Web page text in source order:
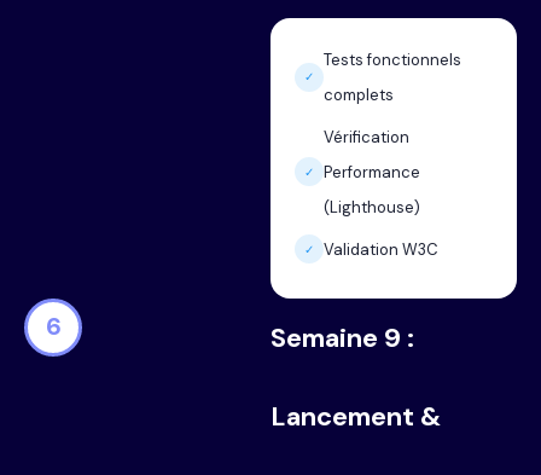
✓
Tests fonctionnels
complets
✓
Vérification
Performance
(Lighthouse)
✓ Validation W3C
6 Semaine 9 :
Lancement &